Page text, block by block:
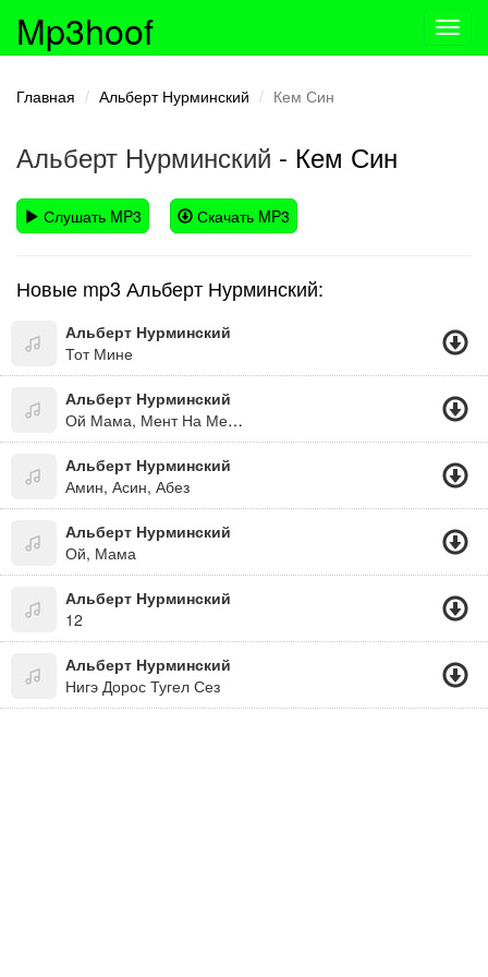
Mp3hoof
Главная Альберт Нурминский Кем Син
Альберт Нурминский - Кем Син
Слушать MP3 Скачать MP3
Новые mp3 Альберт Нурминский:
Альберт Нурминский
Тот Мине
Альберт Нурминский
Ой Мама, Мент На Меня Газует
Альберт Нурминский
Амин, Асин, Абез
Альберт Нурминский
Ой, Мама
Альберт Нурминский
12
Альберт Нурминский
Нигэ Дорос Тугел Сез